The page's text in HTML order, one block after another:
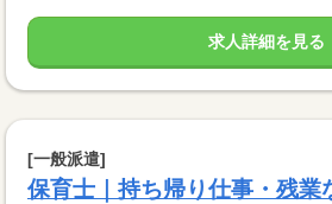
求人詳細を見る
[一般派遣]
保育士｜持ち帰り仕事・残業